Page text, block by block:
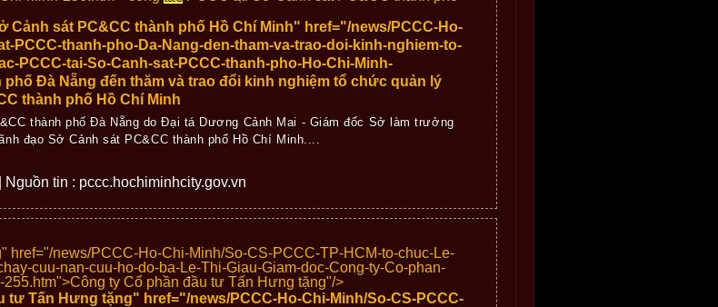
Cảnh sát PC&CC thành phố Hồ Chí Minh" href="/news/PCCC-Ho-
PCCC-thanh-pho-Da-Nang-den-tham-va-trao-doi-kinh-nghiem-to-
PCCC-tai-So-Canh-sat-PCCC-thanh-pho-Ho-Chi-Minh-
Đà Nẵng đến thăm và trao đổi kinh nghiệm tổ chức quản lý
thành phố Hồ Chí Minh
thành phố Đà Nẵng do Đại tá Dương Cảnh Mai - Giám đốc Sở làm trưởng
đạo Sở Cảnh sát PC&CC thành phố Hồ Chí Minh....
tin : pccc.hochiminhcity.gov.vn
href="/news/PCCC-Ho-Chi-Minh/So-CS-PCCC-TP-HCM-to-chuc-Le-
cuu-nan-cuu-ho-do-ba-Le-Thi-Giau-Giam-doc-Cong-ty-Co-phan-
255.htm">Công ty Cổ phần đầu tư Tấn Hưng tặng"/>
tư Tấn Hưng tặng" href="/news/PCCC-Ho-Chi-Minh/So-CS-PCCC-